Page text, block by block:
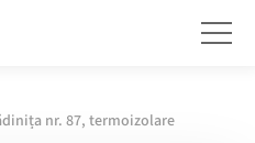
nr. 87, termoizolare